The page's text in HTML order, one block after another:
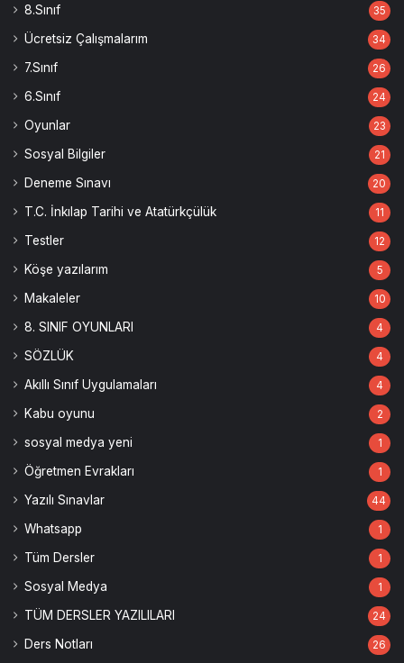
8.Sınıf 35
Ücretsiz Çalışmalarım 34
7.Sınıf 26
6.Sınıf 24
Oyunlar 23
Sosyal Bilgiler 21
Deneme Sınavı 20
T.C. İnkılap Tarihi ve Atatürkçülük 11
Testler 12
Köşe yazılarım 5
Makaleler 10
8. SINIF OYUNLARI 4
SÖZLÜK 4
Akıllı Sınıf Uygulamaları 4
Kabu oyunu 2
sosyal medya yeni 1
Öğretmen Evrakları 1
Yazılı Sınavlar 44
Whatsapp 1
Tüm Dersler 1
Sosyal Medya 1
TÜM DERSLER YAZILILARI 24
Ders Notları 26